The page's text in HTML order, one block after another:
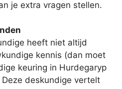
je extra vragen stellen.
heeft niet altijd
kennis (dan moet
keuring in Hurdegaryp
deskundige vertelt